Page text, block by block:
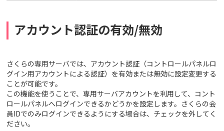
アカウント認証の有効/無効
さくらの専用サーバでは、アカウント認証（コントロールパネルロ
グイン用アカウントによる認証）を有効または無効に設定変更する
ことが可能です。
この機能を使うことで、専用サーバアカウントを利用して、コント
ロールパネルへログインできるかどうかを設定します。さくらの会
員IDでのみログインできるようにする場合は、チェックを外してく
ださい。